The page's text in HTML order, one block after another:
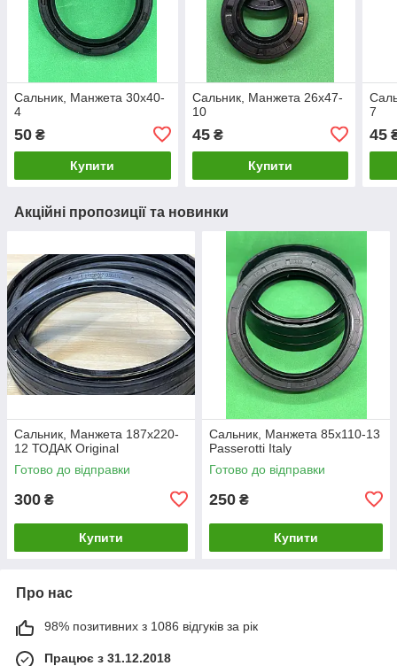
Сальник, Манжета 30x40-
4
50 ₴
Купити
Сальник, Манжета 26x47-
10
45₴
Купити
7
45
Акційні пропозиції та новинки
Сальник, Манжета 187х220-
12 ТОДАК Original
Готово до відправки
300 ₴
Купити
Сальник, Манжета 85х110-13
Passerotti Italy
Готово до відправки
250 ₴
Купити
Про нас
98% позитивних з 1086 відгуків за рік
Працює з 31.12.2018